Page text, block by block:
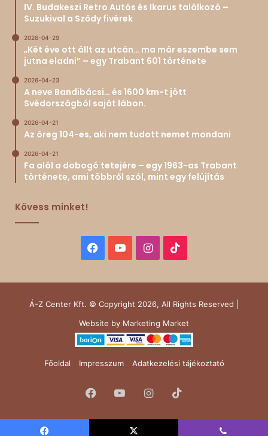
IV. Budakeszi Retro Autós és Ikarus találkozó –
Suzukival a Sződy fivérek
2026-04-29
„Két éve ott állt az utcán… ma már eszembe sem
jutna eladni” – egy Trabant 601 története
2026-04-23
A neve Bandibácsi… és 1600 km-t jött
Svédországból saját lábon.
2026-04-21
Az öreg 104-es, aki nem tudott nemet mondani
2026-04-21
Fa alól a dobogó tetejére – egy 1963-as Trabant
története, ami többről szól, mint egy felújítás
Kövess minket!
Facebook
YouTubeInstagram
Á-Z Center Kft. © Copyright 2026, All Rights Reserved |
Website by Marketing Market
Főoldal Impresszum Adatkezelési tájékoztató
Facebook
YouTubeInstagram